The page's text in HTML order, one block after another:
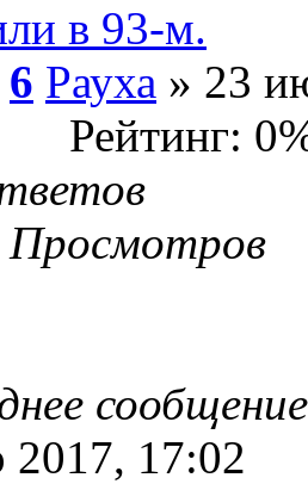
в 93-м.
6 Рауха » 23
Рейтинг:
Просмотров
2017, 17:02